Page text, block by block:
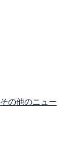
その他のニュー